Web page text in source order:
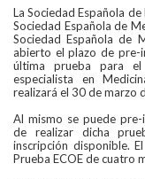
La Sociedad Española
Sociedad Española de
Sociedad Española de
abierto el plazo de pre-
última prueba para
especialista en
realizará el 30 de marzo
Al mismo se puede
de realizar dicha
inscripción disponible.
Prueba ECOE de cuatro